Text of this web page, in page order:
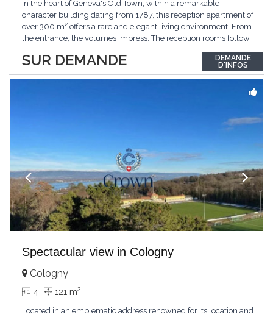
SUR DEMANDE
In the heart of Geneva's Old Town, within a remarkable
character building dating from 1787, this reception apartment of
over 300 m² offers a rare and elegant living environment. From
the entrance, the volumes impress. The reception rooms follow
period architecture. High ceilings, finely crafted stuccoes,
moldings, woodwork, old fireplaces,...
DEMANDE
D'INFOS
Spectacular view in Cologny
Cologny
4 121 m2
Located in an emblematic address renowned for its location and